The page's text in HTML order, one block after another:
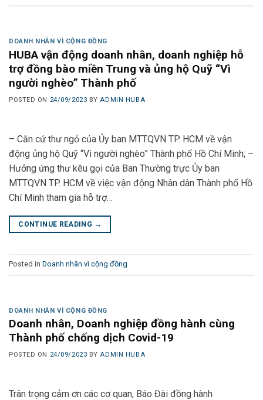
DOANH NHÂN VÌ CỘNG ĐỒNG
HUBA vận động doanh nhân, doanh nghiệp hỗ
trợ đồng bào miền Trung và ủng hộ Quỹ “Vì
người nghèo” Thành phố
POSTED ON 24/09/2023 BY ADMIN HUBA
– Căn cứ thư ngỏ của Ủy ban MTTQVN TP. HCM về vận
động ủng hộ Quỹ “Vì người nghèo” Thành phố Hồ Chí Minh; –
Hưởng ứng thư kêu gọi của Ban Thường trực Ủy ban
MTTQVN TP. HCM về việc vận động Nhân dân Thành phố Hồ
Chí Minh tham gia hỗ trợ…
CONTINUE READING →
Posted in Doanh nhân vì cộng đồng
DOANH NHÂN VÌ CỘNG ĐỒNG
Doanh nhân, Doanh nghiệp đồng hành cùng
Thành phố chống dịch Covid-19
POSTED ON 24/09/2023 BYADMIN HUBA
Trân trọng cảm ơn các cơ quan, Báo Đài đồng hành